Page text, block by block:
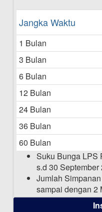
Daftar
Bulan Mei
Laporan
06-05-2025
Daftar
Bulan April
15-04-2025
Jangka Waktu
1 Bulan
3 Bulan
6 Bulan
12 Bulan
24 Bulan
36 Bulan
60 Bulan
Suku Bunga LPS
s.d 30
Jumlah
sampai dengan 2
dalam satu bank